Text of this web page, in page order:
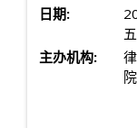
日期:
主办机构:
院